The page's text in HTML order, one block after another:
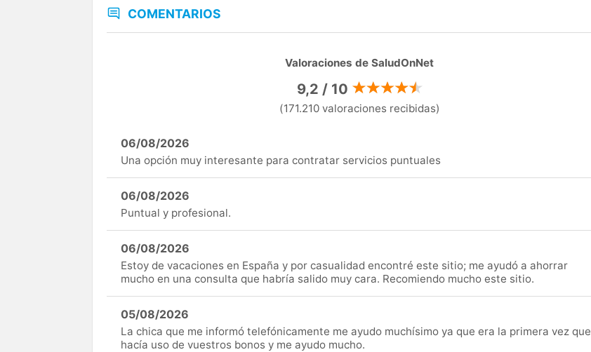
COMENTARIOS
Valoraciones de SaludOnNet
9,2 / 10
(171.210 valoraciones recibidas)
06/08/2026
Una opción muy interesante para contratar servicios puntuales
06/08/2026
Puntual y profesional.
06/08/2026
Estoy de vacaciones en España y por casualidad encontré este sitio; me ayudó a ahorrar
mucho en una consulta que habría salido muy cara. Recomiendo mucho este sitio.
05/08/2026
La chica que me informó telefónicamente me ayudo muchísimo ya que era la primera vez que
hacía uso de vuestros bonos y me ayudo mucho.